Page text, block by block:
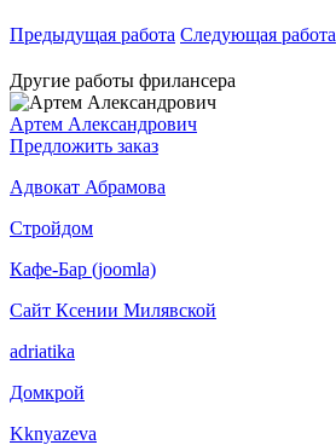
Предыдущая работа Следующая работа
Другие работы фрилансера
Артем Александрович
Предложить заказ
Адвокат Абрамова
Стройдом
Кафе-Бар (joomla)
Сайт Ксении Милявской
adriatika
Домкрой
Kknyazeva